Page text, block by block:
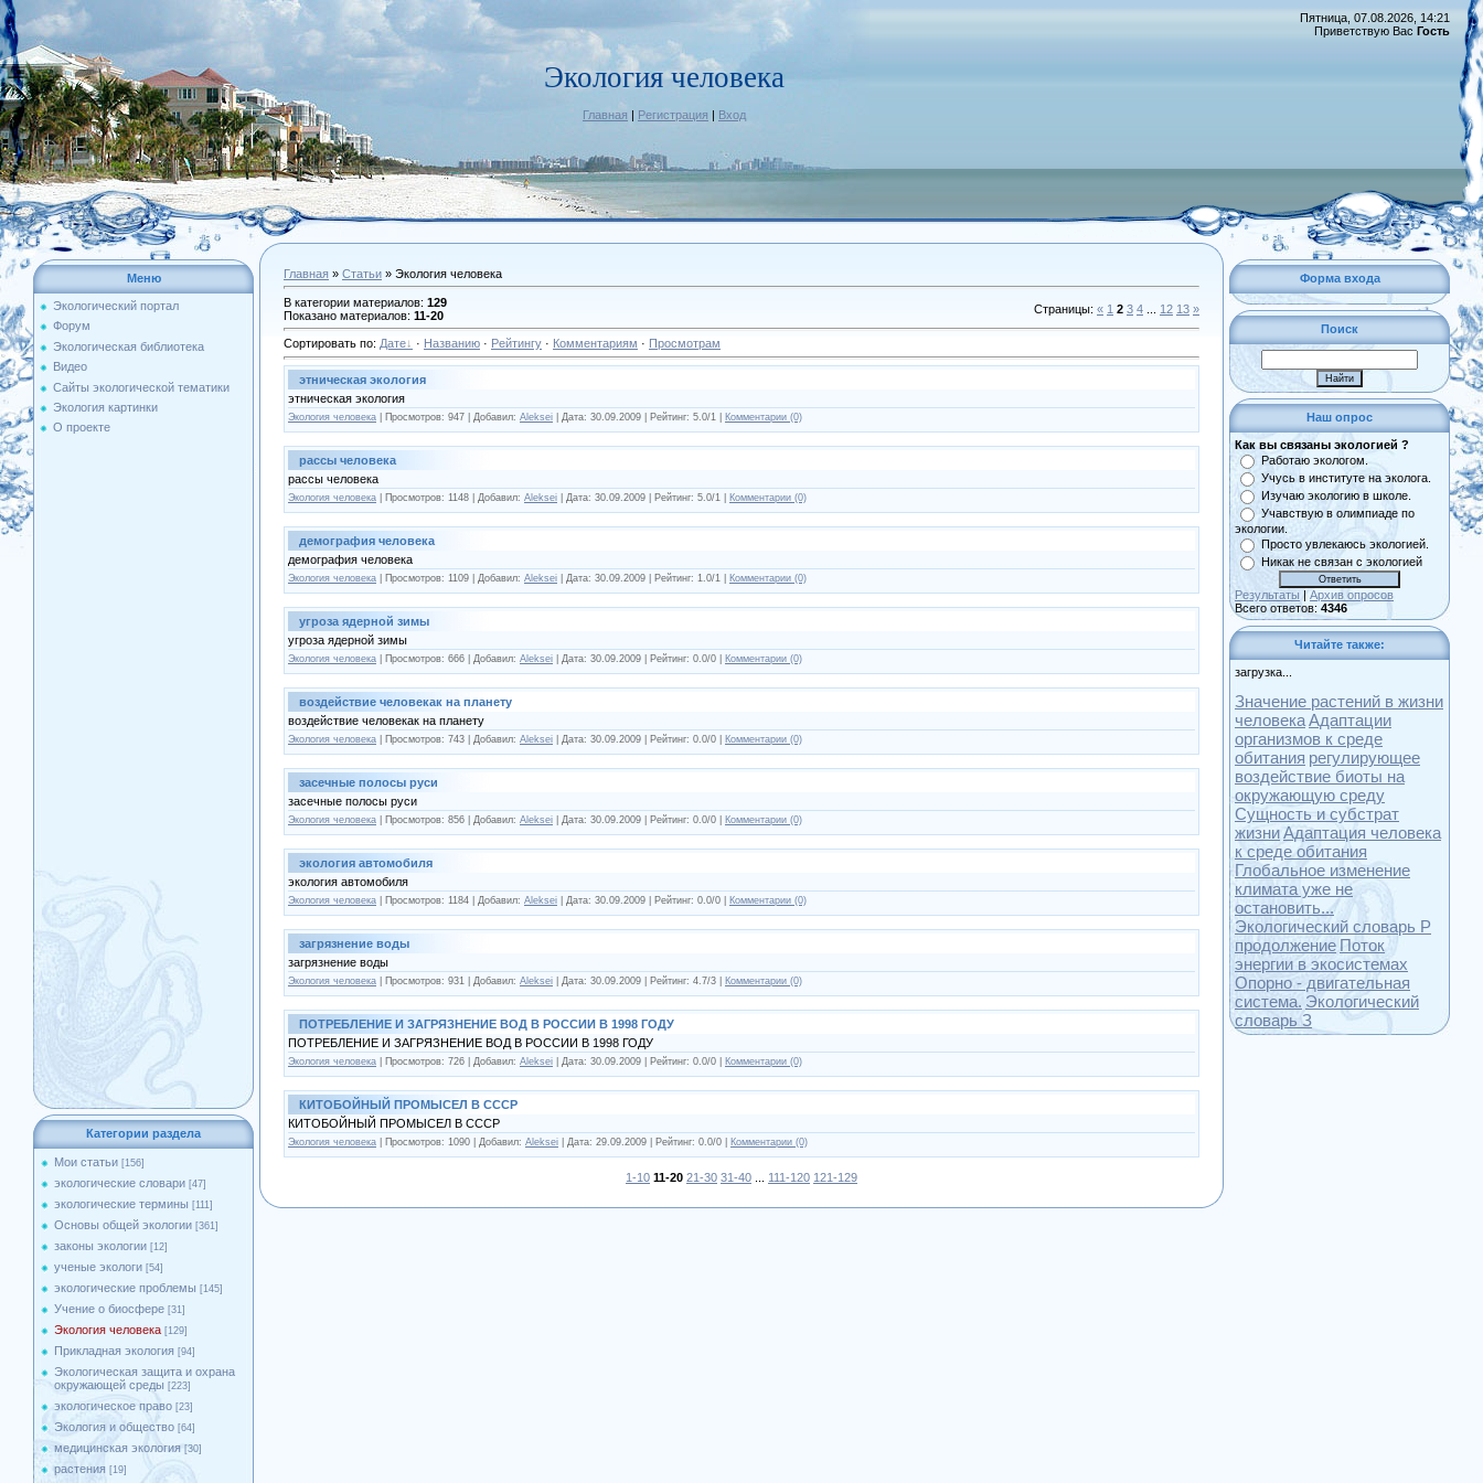
Экология человека
Главная | Регистрация | Вход
Пятница, 07.08.2026, 14:21
Приветствую Вас Гость
Меню
Экологический портал
Форум
Экологическая библиотека
Видео
Сайты экологической тематики
Экология картинки
О проекте
Категории раздела
Мои статьи [156]
экологические словари [47]
экологические термины [111]
Основы общей экологии [361]
законы экологии [12]
ученые экологи [54]
экологические проблемы [145]
Учение о биосфере [31]
Экология человека [129]
Прикладная экология [94]
Экологическая защита и охрана
окружающей среды [223]
экологическое право [23]
Экология и общество [64]
медицинская экология [30]
растения [19]
Главная » Статьи » Экология человека
В категории материалов: 129
Показано материалов: 11-20 Страницы: « 1 2 3 4 12 13 »
Сортировать по: Дате · Названию · Рейтингу · Комментариям · Просмотрам
этническая экология
этническая экология
Экология человека | Просмотров: 947 | Добавил: Aleksei | Дата: 30.09.2009 | Рейтинг: 5.0/1 | Комментарии (0)
рассы человека
рассы человека
Экология человека | Просмотров: 1148 | Добавил: Aleksei | Дата: 30.09.2009 | Рейтинг: 5.0/1 | Комментарии (0)
демография человека
демография человека
Экология человека | Просмотров: 1109 | Добавил: Aleksei | Дата: 30.09.2009 | Рейтинг: 1.0/1 | Комментарии (0)
угроза ядерной зимы
угроза ядерной зимы
Экология человека | Просмотров: 666 | Добавил: Aleksei | Дата: 30.09.2009 | Рейтинг: 0.0/0 | Комментарии (0)
воздействие человекак на планету
воздействие человекак на планету
Экология человека | Просмотров: 743 | Добавил: Aleksei | Дата: 30.09.2009 | Рейтинг: 0.0/0 | Комментарии (0)
засечные полосы руси
засечные полосы руси
Экология человека | Просмотров: 856 | Добавил: Aleksei | Дата: 30.09.2009 | Рейтинг: 0.0/0 | Комментарии (0)
экология автомобиля
экология автомобиля
Экология человека | Просмотров: 1184 | Добавил: Aleksei | Дата: 30.09.2009 | Рейтинг: 0.0/0 | Комментарии (0)
загрязнение воды
загрязнение воды
Экология человека | Просмотров: 931 | Добавил: Aleksei | Дата: 30.09.2009 | Рейтинг: 4.7/3 | Комментарии (0)
ПОТРЕБЛЕНИЕ И ЗАГРЯЗНЕНИЕ ВОД В РОССИИ В 1998 ГОДУ
ПОТРЕБЛЕНИЕ И ЗАГРЯЗНЕНИЕ ВОД В РОССИИ В 1998 ГОДУ
Экология человека | Просмотров: 726 | Добавил: Aleksei | Дата: 30.09.2009 | Рейтинг: 0.0/0 | Комментарии (0)
КИТОБОЙНЫЙ ПРОМЫСЕЛ В СССР
КИТОБОЙНЫЙ ПРОМЫСЕЛ В СССР
Экология человека | Просмотров: 1090 | Добавил: Aleksei | Дата: 29.09.2009 | Рейтинг: 0.0/0 | Комментарии (0)
1-10 11-20 21-30 31-40 111-120 121-129
Форма входа
Поиск
Наш опрос
Как вы связаны экологией ?
Работаю экологом.
Учусь в институте на эколога.
Изучаю экологию в школе.
Учавствую в олимпиаде по
экологии.
Просто увлекаюсь экологией.
Никак не связан с экологией
Результаты | Архив опросов
Всего ответов: 4346
Читайте также:
загрузка...
Значение растений в жизни
человекаАдаптации
организмов к среде
обитания регулирующее
воздействие биоты на
окружающую среду
Сущность и субстрат
жизниАдаптация человека
к среде обитания
Глобальное изменение
климата уже не
остановить...
Экологический словарь Р
продолжение Поток
энергии в экосистемах
Опорно - двигательная
система. Экологический
словарь З